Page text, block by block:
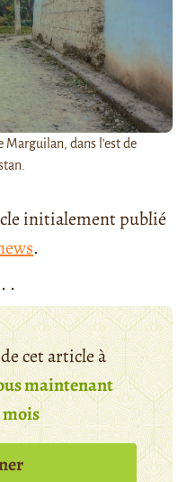
Marguilan, dans l'est de
initialement publié
.
.
cet article à
maintenant